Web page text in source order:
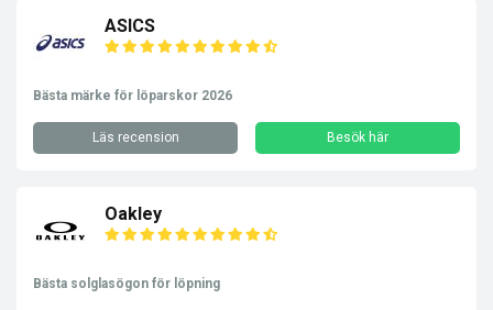
ASICS
Bästa märke för löparskor 2026
Läs recension Besök här
Oakley
Bästa solglasögon för löpning